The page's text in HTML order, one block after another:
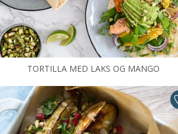
TORTILLA MED LAKS OG MANGO